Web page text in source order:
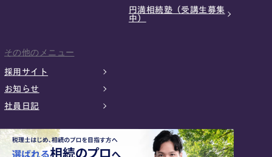
円満相続塾（受講生募集
中）
その他のメニュー
採用サイト
お知らせ
社員日記